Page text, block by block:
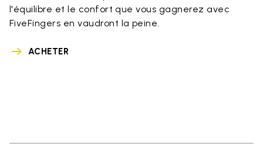
l'équilibre et le confort que vous gagnerez avec
FiveFingers en vaudront la peine.
ACHETER